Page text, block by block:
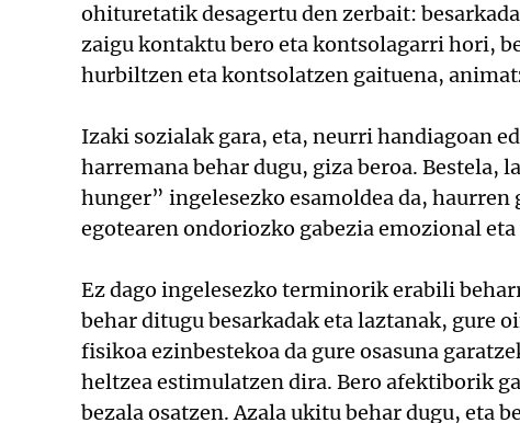
ohituretatik desagertu den zerbait:
zaigu kontaktu bero eta kontsolagarri hori,
hurbiltzen eta kontsolatzen gaituena,
Izaki sozialak gara, eta, neurri handiagoan
harremana behar dugu, giza beroa. Bestela,
hunger” ingelesezko esamoldea da,
egotearen ondoriozko gabezia emozional
Ez dago ingelesezko terminorik erabili
behar ditugu besarkadak eta laztanak, gure
fisikoa ezinbestekoa da gure osasuna
heltzea estimulatzen dira. Bero afektiborik
bezala osatzen. Azala ukitu behar dugu, eta